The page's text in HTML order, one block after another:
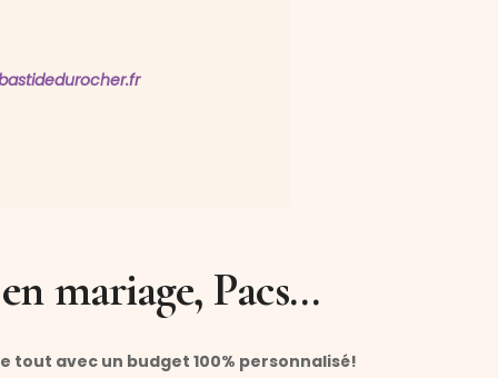
mariage, Pacs…
avec un budget 100% personnalisé!